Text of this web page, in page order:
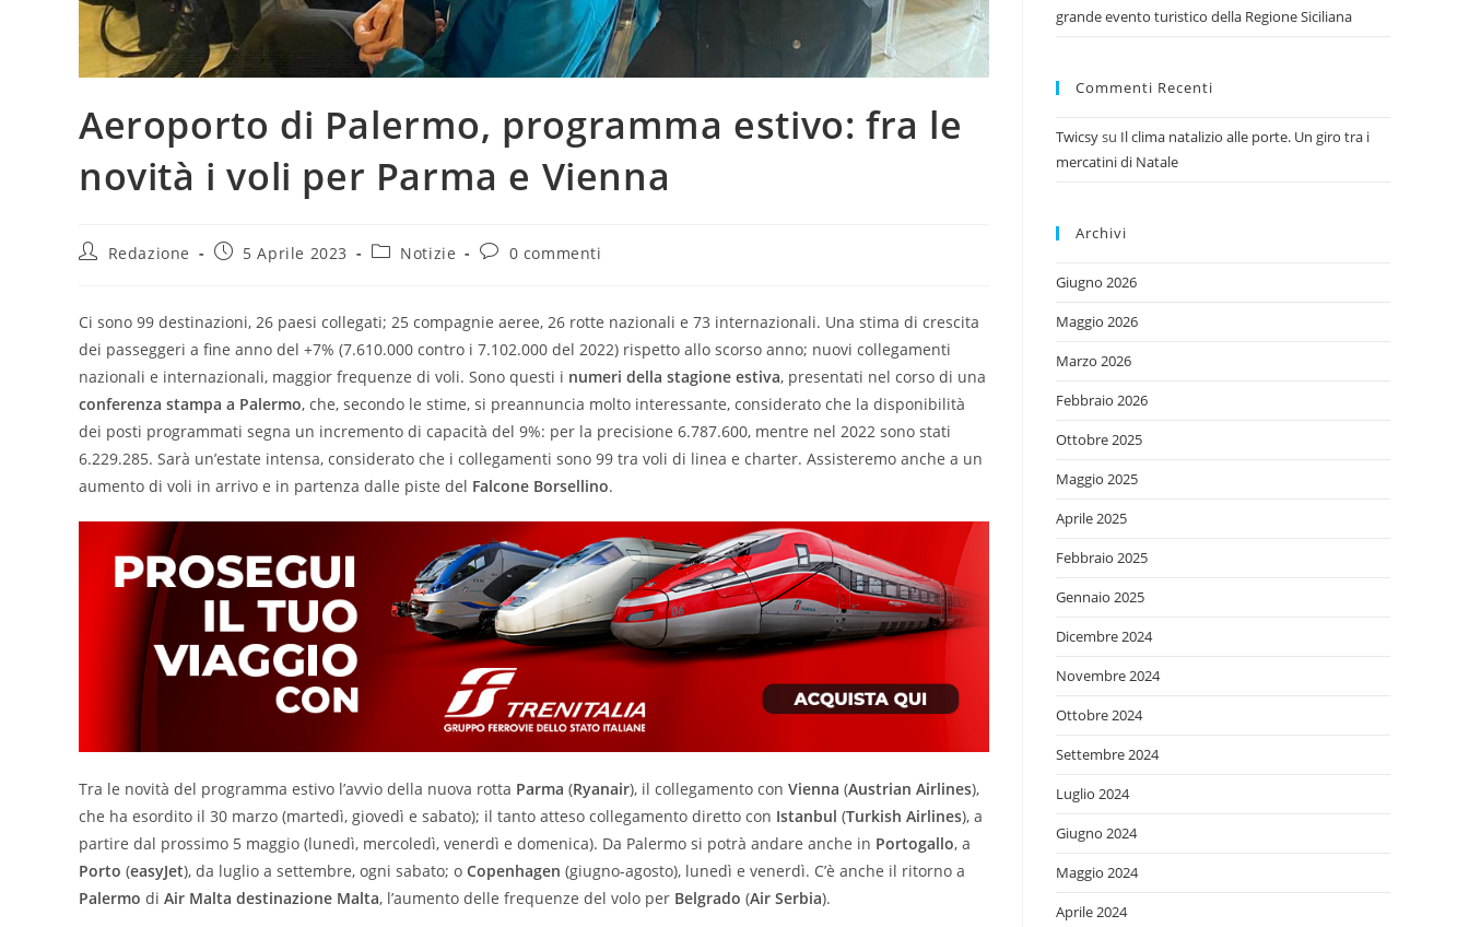
Aeroporto di Palermo, programma estivo: fra le
novità i voli per Parma e Vienna
AutoreRedazione
Articolo5 Aprile 2023
Categoria
Notizie
Commenti
0 commenti
Ci sono 99 destinazioni, 26 paesi collegati; 25 compagnie aeree, 26 rotte nazionali e 73 internazionali. Una stima di crescita
dei passeggeri a fine anno del +7% (7.610.000 contro i 7.102.000 del 2022) rispetto allo scorso anno; nuovi collegamenti
nazionali e internazionali, maggior frequenze di voli. Sono questi i numeri della stagione estiva, presentati nel corso di una
conferenza stampa a Palermo, che, secondo le stime, si preannuncia molto interessante, considerato che la disponibilità
dei posti programmati segna un incremento di capacità del 9%: per la precisione 6.787.600, mentre nel 2022 sono stati
6.229.285. Sarà un’estate intensa, considerato che i collegamenti sono 99 tra voli di linea e charter. Assisteremo anche a un
aumento di voli in arrivo e in partenza dalle piste del Falcone Borsellino.
Tra le novità del programma estivo l’avvio della nuova rotta Parma (Ryanair), il collegamento con Vienna (Austrian Airlines),
che ha esordito il 30 marzo (martedì, giovedì e sabato); il tanto atteso collegamento diretto con Istanbul (Turkish Airlines), a
partire dal prossimo 5 maggio (lunedì, mercoledì, venerdì e domenica). Da Palermo si potrà andare anche in Portogallo, a
Porto (easyJet), da luglio a settembre, ogni sabato; o Copenhagen (giugno-agosto), lunedì e venerdì. C’è anche il ritorno a
Palermo di Air Malta destinazione Malta, l’aumento delle frequenze del volo per Belgrado (Air Serbia).
grande evento turistico della Regione Siciliana
Commenti Recenti
Twicsysu Il clima natalizio alle porte. Un giro tra i
mercatini di Natale
Archivi
Giugno 2026
Maggio 2026
Marzo 2026
Febbraio 2026
Ottobre 2025
Maggio 2025
Aprile 2025
Febbraio 2025
Gennaio 2025
Dicembre 2024
Novembre 2024
Ottobre 2024
Settembre 2024
Luglio 2024
Giugno 2024
Maggio 2024
Aprile 2024